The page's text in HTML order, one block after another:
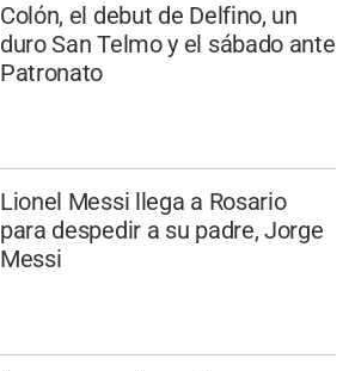
Colón, el debut de Delfino, un
duro San Telmo y el sábado ante
Patronato
Lionel Messi llega a Rosario
para despedir a su padre, Jorge
Messi